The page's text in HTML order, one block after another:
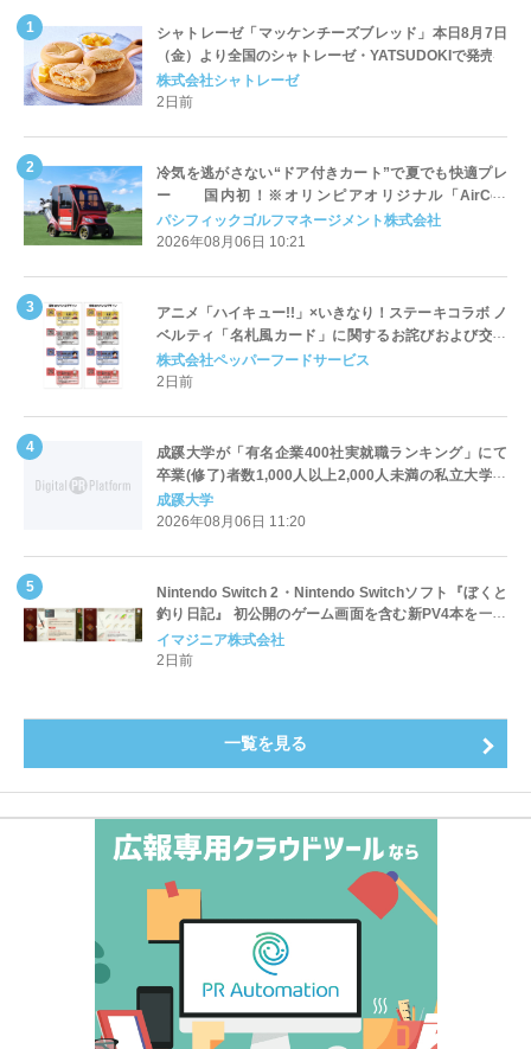
シャトレーゼ「マッケンチーズブレッド」本日8月7日
（金）より全国のシャトレーゼ・YATSUDOKIで発売
株式会社シャトレーゼ
2日前
冷気を逃がさない“ドア付きカート”で夏でも快適プレ
ー 国内初！※オリンピアオリジナル「AirCon
Cart（エアコンカート）」導入 | ＰＧＭ
パシフィックゴルフマネージメント株式会社
2026年08月06日 10:21
アニメ「ハイキュー!!」×いきなり！ステーキコラボ ノ
ベルティ「名札風カード」に関するお詫びおよび交換
対応についてのご案内
株式会社ペッパーフードサービス
2日前
成蹊大学が「有名企業400社実就職ランキング」にて
卒業(修了)者数1,000人以上2,000人未満の私立大学で
全国第1位を獲得！～実就職率は26.5%（前年比＋
4.3pt）に伸長、東京の私立大学でも10位にランクイン
成蹊大学
2026年08月06日 11:20
Nintendo Switch 2・Nintendo Switchソフト『ぼくと
釣り日記』 初公開のゲーム画面を含む新PV4本を一挙
公開！
イマジニア株式会社
2日前
一覧を見る